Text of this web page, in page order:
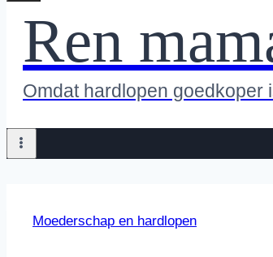
Ren
Omdat hardlopen goedkoper
Moederschap en hardlopen